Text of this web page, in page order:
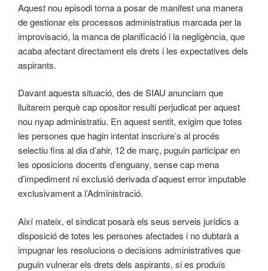
Aquest nou episodi torna a posar de manifest una manera
de gestionar els processos administratius marcada per la
improvisació, la manca de planificació i la negligència, que
acaba afectant directament els drets i les expectatives dels
aspirants.
Davant aquesta situació, des de SIAU anunciam que
lluitarem perquè cap opositor resulti perjudicat per aquest
nou nyap administratiu. En aquest sentit, exigim que totes
les persones que hagin intentat inscriure’s al procés
selectiu fins al dia d’ahir, 12 de març, puguin participar en
les oposicions docents d’enguany, sense cap mena
d’impediment ni exclusió derivada d’aquest error imputable
exclusivament a l’Administració.
Així mateix, el sindicat posarà els seus serveis jurídics a
disposició de totes les persones afectades i no dubtarà a
impugnar les resolucions o decisions administratives que
puguin vulnerar els drets dels aspirants, si es produís